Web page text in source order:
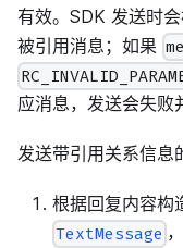
有效。SDK 发送时
被引用消息；如果
应消息，发送会失败
发送带引用关系信息
根据回复内容构
TextMessage